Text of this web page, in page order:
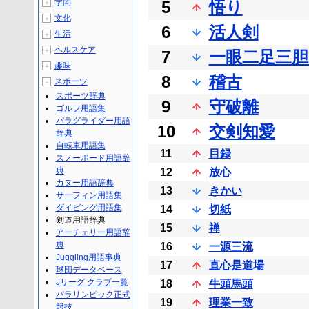
5
悟り
6
活人剣
7
一眼二足三
8
稽古
9
守破離
10
交剣知愛
11
目録
12
放心
13
きかい
14
切紙
15
禅
16
一源三流
17
直心是道場
18
牛頭馬頭
19
理業一致
＋ 学問
＋ 文化
＋ 生活
＋ ヘルスケア
＋ 趣味
－
スポーツ
スポーツ辞典
ゴルフ用語集
パラグライダー用語
辞典
自転車用語集
スノーボード用語辞
典
カヌー用語辞典
サーフィン用語集
ダイビング用語集
剣道用語辞典
アーチェリー用語辞
典
Juggling用語事典
球団データベース
Jリーグ クラブ一覧
パラリンピック正式
競技